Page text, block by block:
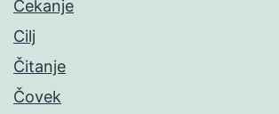
Čekanje
Cilj
Čitanje
Čovek